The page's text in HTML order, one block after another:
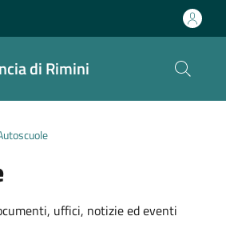
di Rimini
uffici, notizie ed eventi